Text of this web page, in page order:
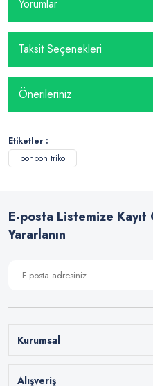
Yorumlar
Taksit Seçenekleri
Önerileriniz
Etiketler :
ponpon triko
E-posta Listemize
Yararlanın
Kurumsal
Alışveriş